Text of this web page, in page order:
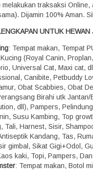
melakukan traksaksi
Dijamin 100% Aman.
UNTUK HEWAN
: Tempat makan, Tempat
(Royal Canin,
Universal Cat, Maxi cat,
Canibite, Petbuddy
Obat Scabbies, Obat
Birahi utk
dll), Pampers,
Susu Kambing, Top
Tali, Harnest, Sisir,
Kandang, Tas,
gimbal, Sikat Gigi+Odol,
kaki, Topi, Pampers,
: Tempat makan, Botol